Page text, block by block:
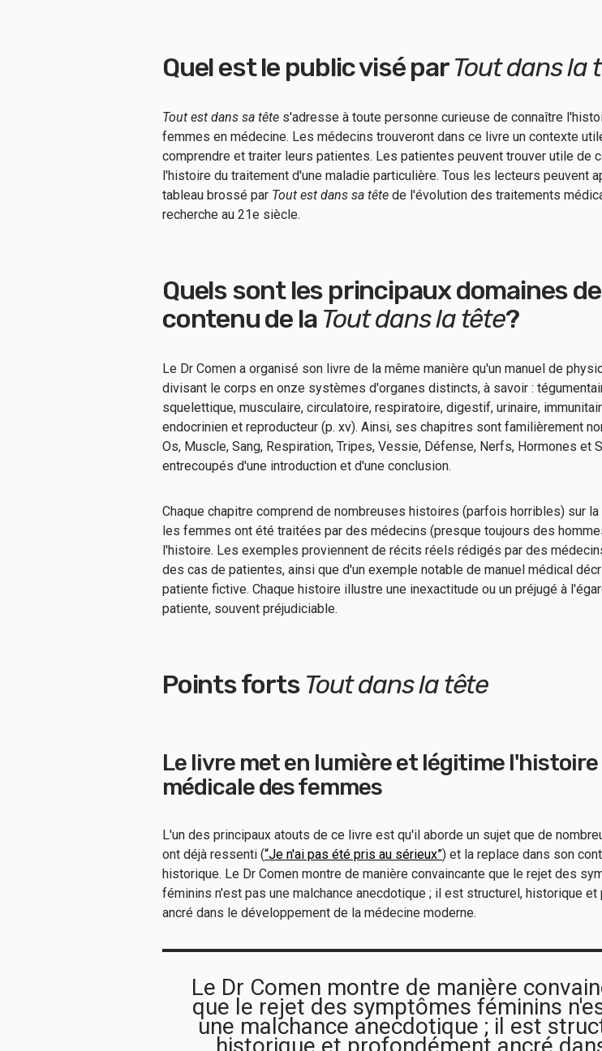
Quel est le public visé parTout dans la
Tout est dans sa tête s'adresse à toute personne curieuse de connaître
femmes en médecine. Les médecins trouveront dans ce livre un contexte
comprendre et traiter leurs patientes. Les patientes peuvent trouver utile de
l'histoire du traitement d'une maladie particulière. Tous les lecteurs peuvent
tableau brossé par Tout est dans sa tête de l'évolution des traitements
recherche au 21e siècle.
Quels sont les principaux domaines de
contenu de la Tout dans la tête?
Le Dr Comen a organisé son livre de la même manière qu'un manuel de
divisant le corps en onze systèmes d'organes distincts, à savoir :
squelettique, musculaire, circulatoire, respiratoire, digestif, urinaire,
endocrinien et reproducteur (p. xv). Ainsi, ses chapitres sont familièrement
Os, Muscle, Sang, Respiration, Tripes, Vessie, Défense, Nerfs, Hormones et
entrecoupés d'une introduction et d'une conclusion.
Chaque chapitre comprend de nombreuses histoires (parfois horribles) sur la
les femmes ont été traitées par des médecins (presque toujours des
l'histoire. Les exemples proviennent de récits réels rédigés par des
des cas de patientes, ainsi que d'un exemple notable de manuel médical
patiente fictive. Chaque histoire illustre une inexactitude ou un préjugé à
patiente, souvent préjudiciable.
Points forts Tout dans la tête
Le livre met en lumière et légitime l'histoire
médicale des femmes
L'un des principaux atouts de ce livre est qu'il aborde un sujet que de
ont déjà ressenti (“Je n'ai pas été pris au sérieux”) et la replace dans son
historique. Le Dr Comen montre de manière convaincante que le rejet des
féminins n'est pas une malchance anecdotique ; il est structurel, historique
ancré dans le développement de la médecine moderne.
Le Dr Comen montre de manière
que le rejet des symptômes féminins
une malchance anecdotique ; il est
historique et profondément ancré